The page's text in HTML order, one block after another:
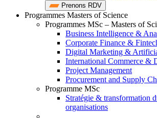
Prenons RDV
Programmes Masters of Science
Programmes MSc – Masters of
Business Intelligence &
Corporate Finance &
Digital Marketing &
International Commerce &
Project Management
Procurement and Supply
Programme MSc
Stratégie & transformation
organisations